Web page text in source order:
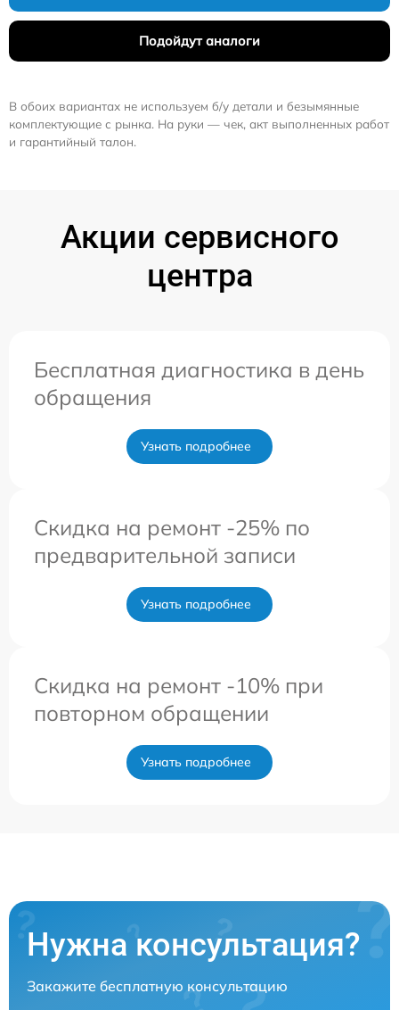
Подойдут аналоги
В обоих вариантах не используем б/у детали и безымянные
комплектующие с рынка. На руки — чек, акт выполненных работ
и гарантийный талон.
Акции сервисного
центра
Бесплатная диагностика в день
обращения
Узнать подробнее
Скидка на ремонт -25% по
предварительной записи
Узнать подробнее
Скидка на ремонт -10% при
повторном обращении
Узнать подробнее
Нужна консультация?
Закажите бесплатную консультацию